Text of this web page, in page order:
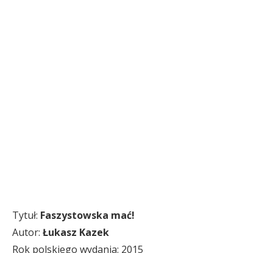
Tytuł: Faszystowska mać!
Autor: Łukasz Kazek
Rok polskiego wydania: 2015